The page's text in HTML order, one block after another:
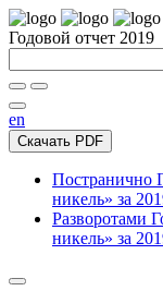
Годовой отчет 2019
en
Скачать PDF
Постранично
никель» за
Разворотами
никель» за